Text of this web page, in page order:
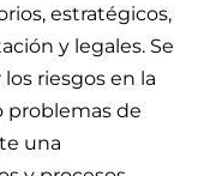
estratégicos,
y legales. Se
riesgos en la
problemas de
una